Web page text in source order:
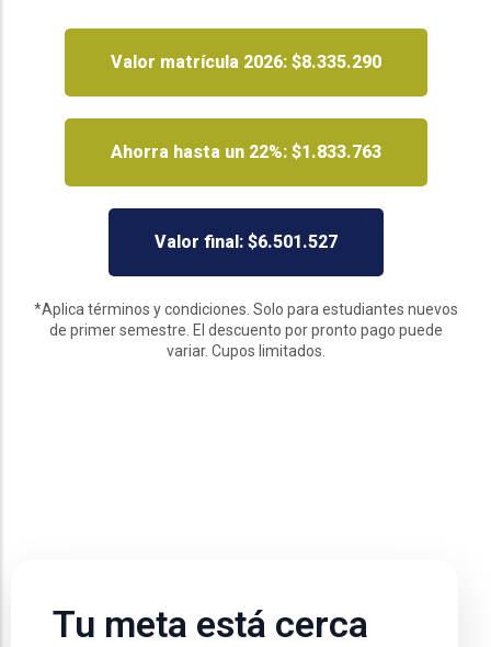
Valor matrícula 2026: $8.335.290
Ahorra hasta un 22%: $1.833.763
Valor final: $6.501.527
*Aplica términos y condiciones. Solo para estudiantes nuevos
de primer semestre. El descuento por pronto pago puede
variar. Cupos limitados.
Tu meta está cerca